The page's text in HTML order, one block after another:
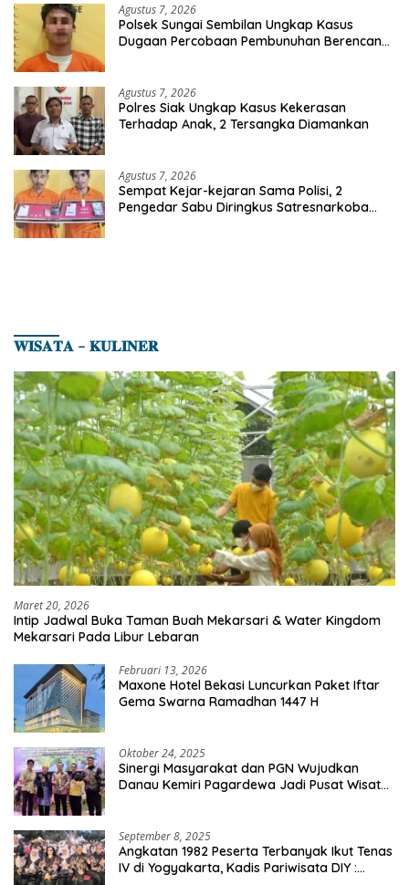
Agustus 7, 2026
Polsek Sungai Sembilan Ungkap Kasus
Dugaan Percobaan Pembunuhan Berencana,
Agustus 7, 2026
Polres Siak Ungkap Kasus Kekerasan
Terhadap Anak, 2 Tersangka Diamankan
Agustus 7, 2026
Sempat Kejar-kejaran Sama Polisi, 2
Pengedar Sabu Diringkus Satresnarkoba
𝐖𝐈𝐒𝐀𝐓𝐀 – 𝐊𝐔𝐋𝐈𝐍𝐄𝐑
Maret 20, 2026
Intip Jadwal Buka Taman Buah Mekarsari & Water Kingdom
Mekarsari Pada Libur Lebaran
Februari 13, 2026
Maxone Hotel Bekasi Luncurkan Paket Iftar
Gema Swarna Ramadhan 1447 H
Oktober 24, 2025
Sinergi Masyarakat dan PGN Wujudkan
Danau Kemiri Pagardewa Jadi Pusat Wisata
September 8, 2025
Angkatan 1982 Peserta Terbanyak Ikut Tenas
IV di Yogyakarta, Kadis Pariwisata DIY :